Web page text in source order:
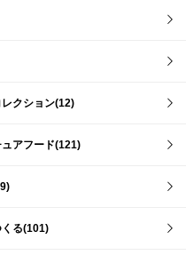
クション(12)
アフード(121)
る(101)